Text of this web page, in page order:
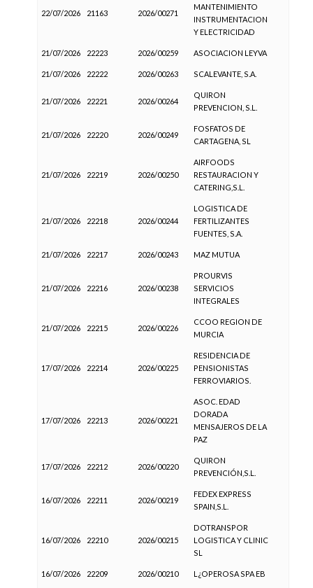
22/07/2026 21163 2026/00271
MANTENIMIENTO
INSTRUMENTACION
Y ELECTRICIDAD
21/07/2026 22223 2026/00259 ASOCIACION LEYVA
21/07/2026 22222 2026/00263 SCALEVANTE, S.A.
21/07/2026 22221 2026/00264
QUIRON
PREVENCION, S.L.
21/07/2026 22220 2026/00249
FOSFATOS DE
CARTAGENA, SL
21/07/2026 22219 2026/00250
AIRFOODS
RESTAURACION Y
CATERING,S.L.
21/07/2026 22218 2026/00244
LOGISTICA DE
FERTILIZANTES
FUENTES, S.A.
21/07/2026 22217 2026/00243 MAZ MUTUA
21/07/2026 22216 2026/00238
PROURVIS
SERVICIOS
INTEGRALES
21/07/2026 22215 2026/00226
CCOO REGION DE
MURCIA
17/07/2026 22214 2026/00225
RESIDENCIA DE
PENSIONISTAS
FERROVIARIOS.
17/07/2026 22213 2026/00221
ASOC. EDAD
DORADA
MENSAJEROS DE LA
PAZ
17/07/2026 22212 2026/00220
QUIRON
PREVENCIÓN,S.L.
16/07/2026 22211 2026/00219
FEDEX EXPRESS
SPAIN,S.L.
16/07/2026 22210 2026/00215
DOTRANSPOR
LOGISTICA Y CLINIC
SL
16/07/2026 22209 2026/00210 L¿OPEROSA SPA EB